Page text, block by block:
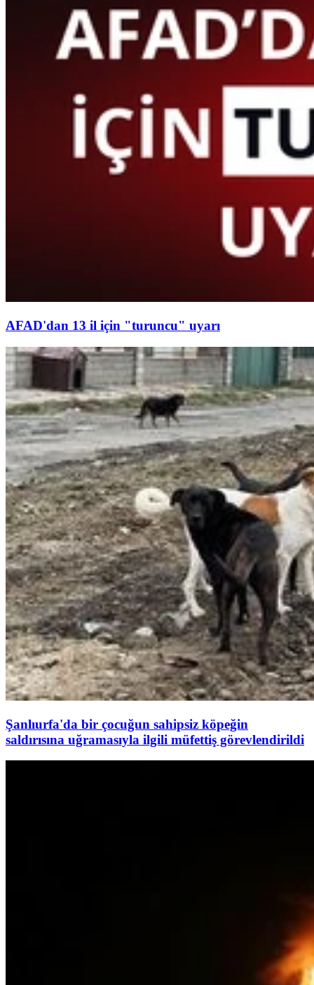
AFAD'dan 13 il için "turuncu" uyarı
Şanlıurfa'da bir çocuğun sahipsiz köpeğin
saldırısına uğramasıyla ilgili müfettiş görevlendirildi